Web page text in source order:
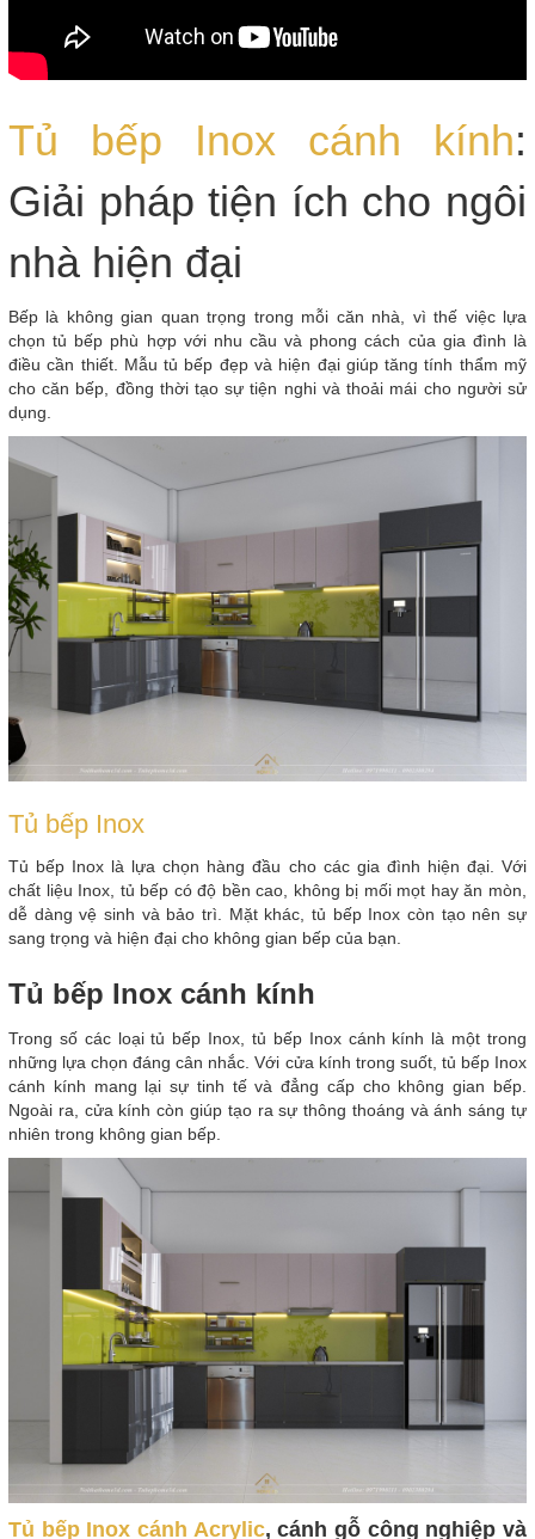
Tủ bếp Inox cánh kính:
Giải pháp tiện ích cho ngôi
nhà hiện đại
Bếp là không gian quan trọng trong mỗi căn nhà, vì thế việc lựa
chọn tủ bếp phù hợp với nhu cầu và phong cách của gia đình là
điều cần thiết. Mẫu tủ bếp đẹp và hiện đại giúp tăng tính thẩm mỹ
cho căn bếp, đồng thời tạo sự tiện nghi và thoải mái cho người sử
dụng.
Tủ bếp Inox
Tủ bếp Inox là lựa chọn hàng đầu cho các gia đình hiện đại. Với
chất liệu Inox, tủ bếp có độ bền cao, không bị mối mọt hay ăn mòn,
dễ dàng vệ sinh và bảo trì. Mặt khác, tủ bếp Inox còn tạo nên sự
sang trọng và hiện đại cho không gian bếp của bạn.
Tủ bếp Inox cánh kính
Trong số các loại tủ bếp Inox, tủ bếp Inox cánh kính là một trong
những lựa chọn đáng cân nhắc. Với cửa kính trong suốt, tủ bếp Inox
cánh kính mang lại sự tinh tế và đẳng cấp cho không gian bếp.
Ngoài ra, cửa kính còn giúp tạo ra sự thông thoáng và ánh sáng tự
nhiên trong không gian bếp.
Tủ bếp Inox cánh Acrylic, cánh gỗ công nghiệp và